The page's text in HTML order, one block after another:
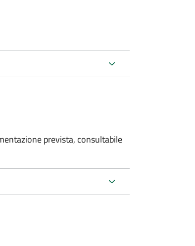
prevista, consultabile